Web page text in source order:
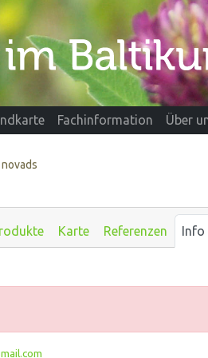
Fachinformation Über
Karte Referenzen Info